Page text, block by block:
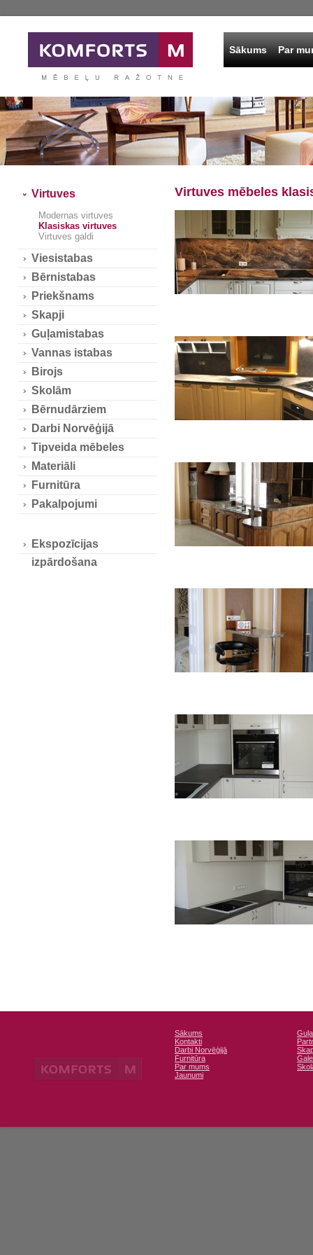
Sākums Par
Virtuves
Modernas virtuves
Klasiskas virtuves
Virtuves galdi
Viesistabas
Bērnistabas
Priekšnams
Skapji
Guļamistabas
Vannas istabas
Birojs
Skolām
Bērnudārziem
Darbi Norvēģijā
Tipveida mēbeles
Materiāli
Furnitūra
Pakalpojumi
Ekspozīcijas
izpārdošana
Virtuves mēbeles
Sākums
Kontakti
Darbi Norvēģijā
Furnitūra
Par mums
Jaunumi